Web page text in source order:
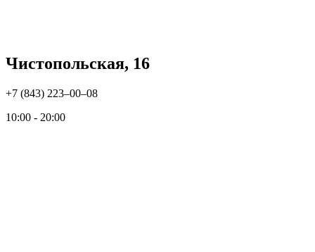
Чистопольская, 16
+7 (843) 223‒00‒08
10:00 - 20:00